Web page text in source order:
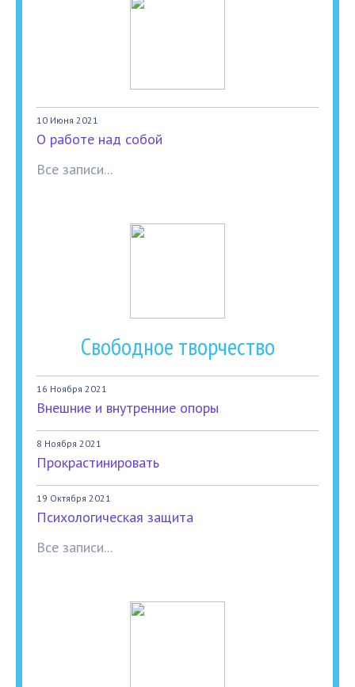
10 Июня 2021
О работе над собой
Все записи...
Свободное творчество
16 Ноября 2021
Внешние и внутренние опоры
8 Ноября 2021
Прокрастинировать
19 Октября 2021
Психологическая защита
Все записи...